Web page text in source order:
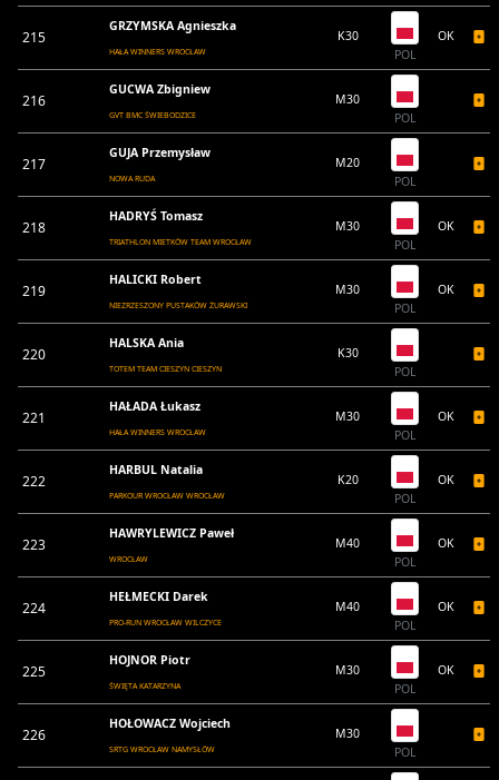
215
GRZYMSKA Agnieszka
HAŁA WINNERS WROCŁAW
K30
POL
OK
216
GUCWA Zbigniew
GVT BMC ŚWIEBODZICE
M30
POL
217
GUJA Przemysław
NOWA RUDA
M20
POL
218
HADRYŚ Tomasz
TRIATHLON MIETKÓW TEAM WROCŁAW
M30
POL
OK
219
HALICKI Robert
NIEZRZESZONY PUSTAKÓW ŻURAWSKI
M30
POL
OK
220
HALSKA Ania
TOTEM TEAM CIESZYN CIESZYN
K30
POL
221
HAŁADA Łukasz
HAŁA WINNERS WROCŁAW
M30
POL
OK
222
HARBUL Natalia
PARKOUR WROCŁAW WROCŁAW
K20
POL
OK
223
HAWRYLEWICZ Paweł
WROCŁAW
M40
POL
OK
224
HEŁMECKI Darek
PRO-RUN WROCŁAW WILCZYCE
M40
POL
OK
225
HOJNOR Piotr
ŚWIĘTA KATARZYNA
M30
POL
OK
226
HOŁOWACZ Wojciech
SRTG WROCŁAW NAMYSŁÓW
M30
POL